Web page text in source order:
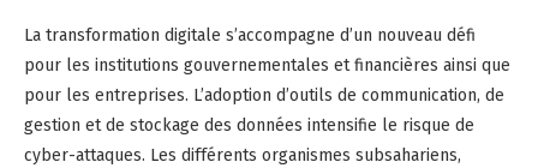
La transformation digitale s’accompagne d’un nouveau défi
pour les institutions gouvernementales et financières ainsi que
pour les entreprises. L’adoption d’outils de communication, de
gestion et de stockage des données intensifie le risque de
cyber-attaques. Les différents organismes subsahariens,